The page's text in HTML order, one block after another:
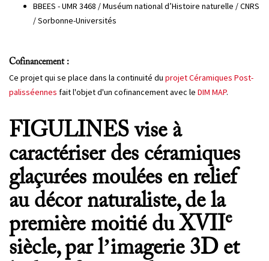
BBEES - UMR 3468 / Muséum national d’Histoire naturelle / CNRS
/ Sorbonne-Universités
Cofinancement :
Ce projet qui se place dans la continuité du projet Céramiques Post-
palisséennes fait l'objet d'un cofinancement avec le DIM MAP.
FIGULINES vise à
caractériser des céramiques
glaçurées moulées en relief
au décor naturaliste, de la
première moitié du XVIIe
siècle, par l’imagerie 3D et